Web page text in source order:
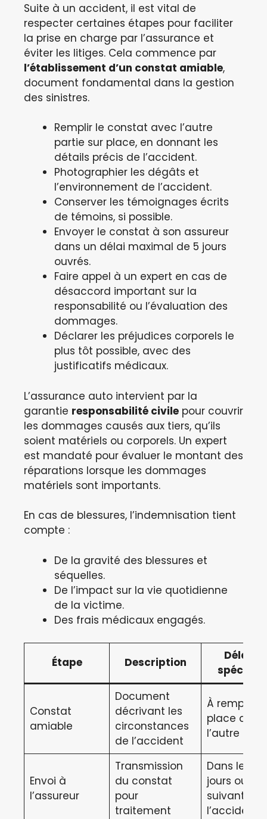
Suite à un accident, il est vital de
respecter certaines étapes pour faciliter
la prise en charge par l’assurance et
éviter les litiges. Cela commence par
l’établissement d’un constat amiable,
document fondamental dans la gestion
des sinistres.
Remplir le constat avec l’autre
partie sur place, en donnant les
détails précis de l’accident.
Photographier les dégâts et
l’environnement de l’accident.
Conserver les témoignages écrits
de témoins, si possible.
Envoyer le constat à son assureur
dans un délai maximal de 5 jours
ouvrés.
Faire appel à un expert en cas de
désaccord important sur la
responsabilité ou l’évaluation des
dommages.
Déclarer les préjudices corporels le
plus tôt possible, avec des
justificatifs médicaux.
L’assurance auto intervient par la
garantie responsabilité civile pour couvrir
les dommages causés aux tiers, qu’ils
soient matériels ou corporels. Un expert
est mandaté pour évaluer le montant des
réparations lorsque les dommages
matériels sont importants.
En cas de blessures, l’indemnisation tient
compte :
De la gravité des blessures et
séquelles.
De l’impact sur la vie quotidienne
de la victime.
Des frais médicaux engagés.
Étape Description
Délai ou
Constat
amiable
Document
décrivant les
circonstances
de l’accident
À remplir
place avec
l’autre
Envoi à
l’assureur
Transmission
du constat
pour
traitement
Dans les 5
jours
suivant
l’accident